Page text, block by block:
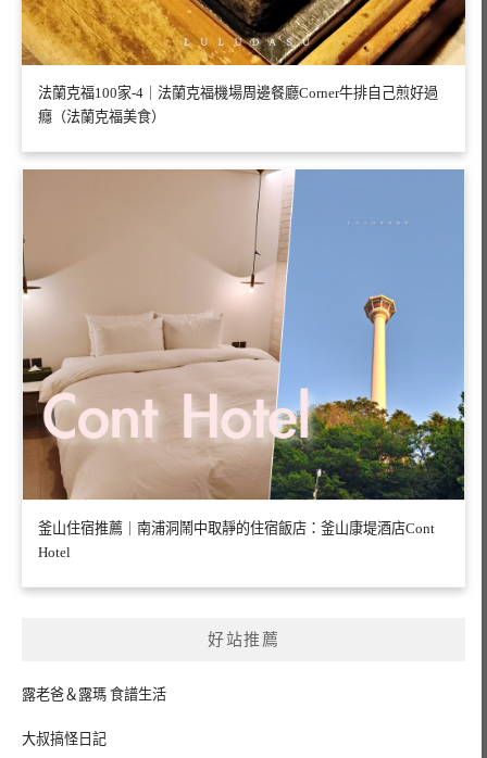
法蘭克福100家-4｜法蘭克福機場周邊餐廳Corner牛排自己煎好過
癮（法蘭克福美食）
釜山住宿推薦｜南浦洞鬧中取靜的住宿飯店：釜山康堤酒店Cont
Hotel
好站推薦
露老爸＆露瑪 食譜生活
大叔搞怪日記